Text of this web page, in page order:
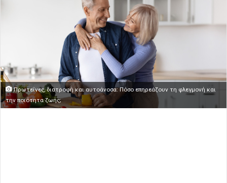
Πρωτεΐνες, διατροφή και αυτοάνοσα: Πόσο επηρεάζουν τη φλεγμονή και
την ποιότητα ζωής;